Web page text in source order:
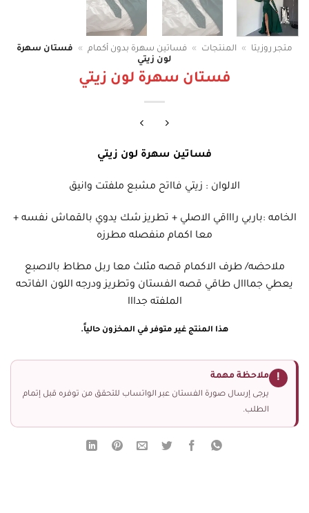
متجر روزيتا » المنتجات » فساتين سهرة بدون أكمام »
فستان سهرة
لون زيتي
فستان سهرة لون زيتي
فساتين سهرة لون زيتي
الالوان : زيتي فااتح مشبع ملفتت وانيق
الخامه :باربي راااقي الاصلي + تطريز شك يدوي بالقماش نفسه +
معا اكمام منفصله مطرزه
ملاحضه/ طرف الاكمام قصه مثلث معا ربل مطاط بالاصبع
يعطي جمااال طاقي قصه الفستان وتطريز ودرجه اللون الفاتحه
الملفته جدااا
هذا المنتج غير متوفر في المخزون حالياً.
! ملاحظة مهمة
يرجى إرسال صورة الفستان عبر الواتساب للتحقق من توفره قبل إتمام
الطلب.